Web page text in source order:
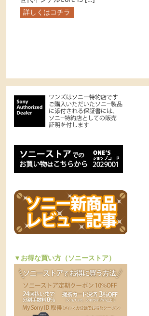
詳しくはコチラ
▼お得な買い方（ソニーストア）